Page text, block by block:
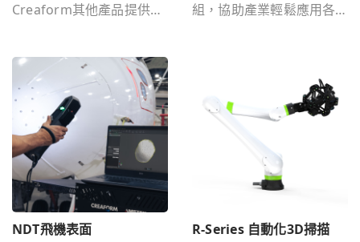
Creaform其他產品提供攝
組，協助產業輕鬆應用各
NDT飛機表面
R-Series 自動化3D掃描